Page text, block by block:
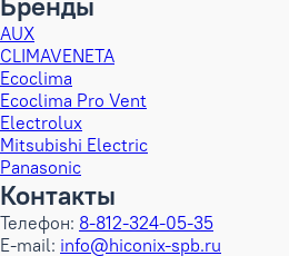
AUX
CLIMAVENETA
Ecoclima
Ecoclima Pro Vent
Electrolux
Mitsubishi Electric
Panasonic
Контакты
Телефон: 8-812-324-05-35
E-mail: info@hiconix-spb.ru